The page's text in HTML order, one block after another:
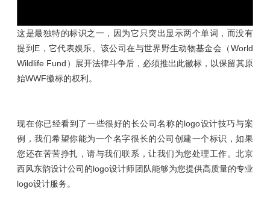
这是最独特的标识之一，因为它只突出显示两个单词，而没有
提到E，它代表娱乐。该公司在与世界野生动物基金会（World
Wildlife Fund）展开法律斗争后，必须推出此徽标，以保留其原
始WWF徽标的权利。
现在你已经看到了一些很好的长公司名称的logo设计技巧与案
例，我们希望你能为一个名字很长的公司创建一个标识，如果
您还在苦苦挣扎，请与我们联系，让我们为您处理工作。北京
西风东韵设计公司的logo设计师团队能够为您提供高质量的专业
logo设计服务。